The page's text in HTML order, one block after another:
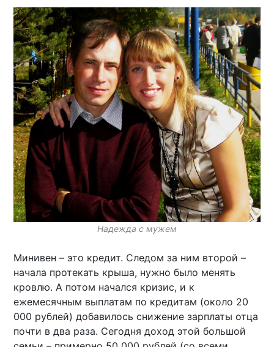
Надежда с мужем
Минивен – это кредит. Следом за ним второй –
начала протекать крыша, нужно было менять
кровлю. А потом начался кризис, и к
ежемесячным выплатам по кредитам (около 20
000 рублей) добавилось снижение зарплаты отца
почти в два раза. Сегодня доход этой большой